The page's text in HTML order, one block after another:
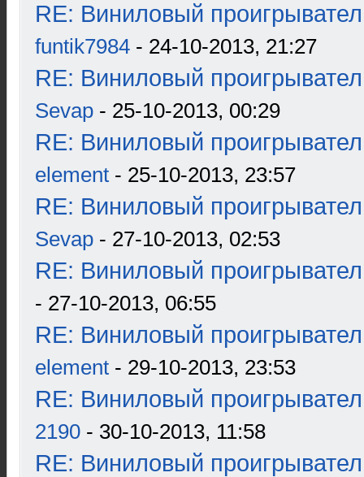
RE: Виниловый
funtik7984 - 24-10-2013, 21:27
RE: Виниловый
Sevap - 25-10-2013, 00:29
RE: Виниловый
element - 25-10-2013, 23:57
RE: Виниловый
Sevap - 27-10-2013, 02:53
RE: Виниловый
- 27-10-2013, 06:55
RE: Виниловый
element - 29-10-2013, 23:53
RE: Виниловый
2190 - 30-10-2013, 11:58
RE: Виниловый